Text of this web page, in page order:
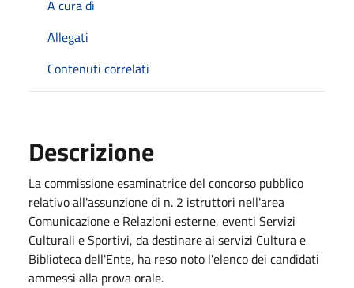
A cura di
Allegati
Contenuti correlati
Descrizione
La commissione esaminatrice del concorso pubblico
relativo all'assunzione di n. 2 istruttori nell'area
Comunicazione e Relazioni esterne, eventi Servizi
Culturali e Sportivi, da destinare ai servizi Cultura e
Biblioteca dell'Ente, ha reso noto l'elenco dei candidati
ammessi alla prova orale.